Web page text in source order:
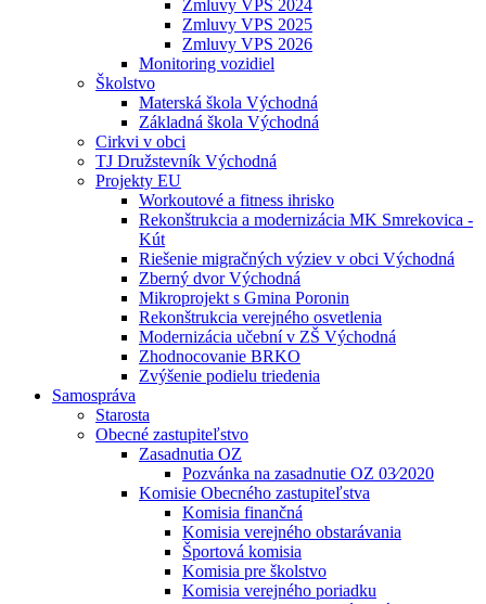
Zmluvy VPS 2024
Zmluvy VPS 2025
Zmluvy VPS 2026
Monitoring vozidiel
Školstvo
Materská škola Východná
Základná škola Východná
Cirkvi v obci
TJ Družstevník Východná
Projekty EU
Workoutové a fitness ihrisko
Rekonštrukcia a modernizácia MK Smrekovica -
Kút
Riešenie migračných výziev v obci Východná
Zberný dvor Východná
Mikroprojekt s Gmina Poronin
Rekonštrukcia verejného osvetlenia
Modernizácia učební v ZŠ Východná
Zhodnocovanie BRKO
Zvýšenie podielu triedenia
Samospráva
Starosta
Obecné zastupiteľstvo
Zasadnutia OZ
Pozvánka na zasadnutie OZ 03⁄2020
Komisie Obecného zastupiteľstva
Komisia finančná
Komisia verejného obstarávania
Športová komisia
Komisia pre školstvo
Komisia verejného poriadku